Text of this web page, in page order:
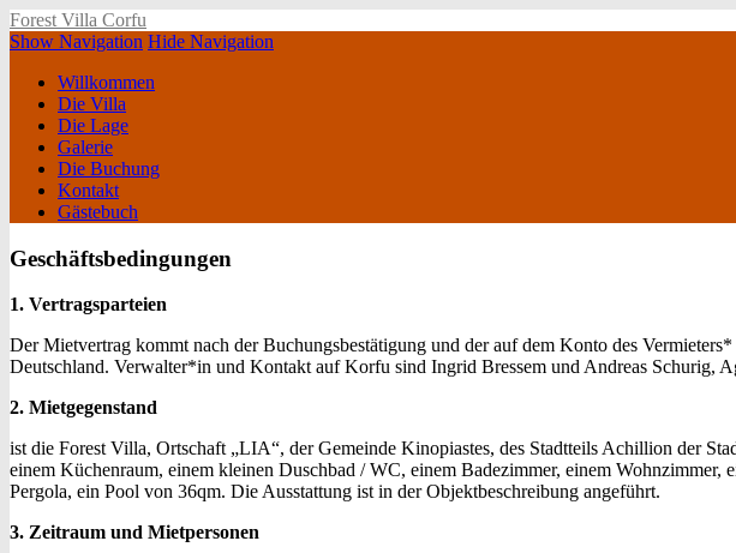
Forest Villa Corfu
Show Navigation Hide Navigation
Willkommen
Die Villa
Die Lage
Galerie
Die Buchung
Kontakt
Gästebuch
Geschäftsbedingungen
1. Vertragsparteien
Der Mietvertrag kommt nach der Buchungsbestätigung und der auf dem Konto des
Deutschland. Verwalter*in und Kontakt auf Korfu sind Ingrid Bressem und Andreas Schurig,
2. Mietgegenstand
ist die Forest Villa, Ortschaft „LIA“, der Gemeinde Kinopiastes, des Stadtteils Achillion der
einem Küchenraum, einem kleinen Duschbad / WC, einem Badezimmer, einem
Pergola, ein Pool von 36qm. Die Ausstattung ist in der Objektbeschreibung angeführt.
3. Zeitraum und Mietpersonen